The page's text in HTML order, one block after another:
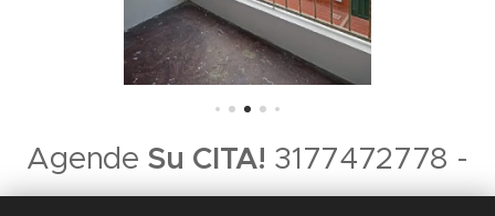
Agende Su CITA! 3177472778 -
3054149998 - 8884924